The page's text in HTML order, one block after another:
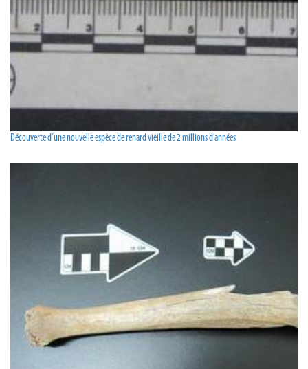
Découverte d’une nouvelle espèce de renard vieille de 2 millions d’années